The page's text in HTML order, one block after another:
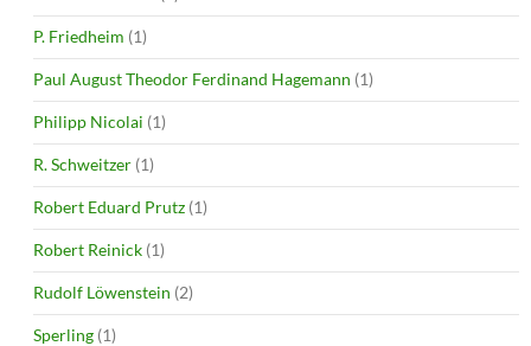
P. Friedheim (1)
Paul August Theodor Ferdinand Hagemann (1)
Philipp Nicolai (1)
R. Schweitzer (1)
Robert Eduard Prutz (1)
Robert Reinick (1)
Rudolf Löwenstein (2)
Sperling (1)